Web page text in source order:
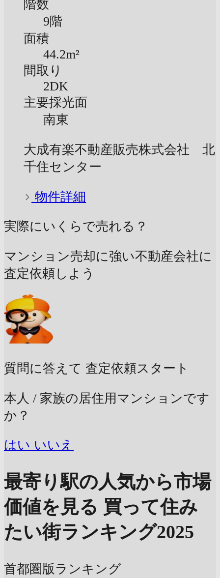
階数
9階
面積
44.2m²
間取り
2DK
主要採光面
南東
大成有楽不動産販売株式会社 北
千住センター
物件詳細
実際にいくらで売れる？
マンション売却に強い不動産会社に
査定依頼しよう
質問に答えて 査定依頼スタート
本人 / 家族の居住用マンションです
か？
はい いいえ
最寄り駅の人気から市場
価値を見る 買って住み
たい街ランキング2025
首都圏版ランキング